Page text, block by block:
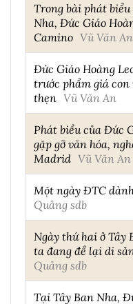
Trong bài phát
Nha, Đức Giáo
Camino Vũ Văn An
Đức Giáo Hoàng
trước phẩm giá con
thẹn Vũ Văn An
Phát biểu của Đức
gặp gỡ văn hóa,
Madrid Vũ Văn An
Một ngày ĐTC
Quảng sdb
Ngày thứ hai ở Tây
ta đang để lại di
Quảng sdb
Tại Tây Ban Nha,